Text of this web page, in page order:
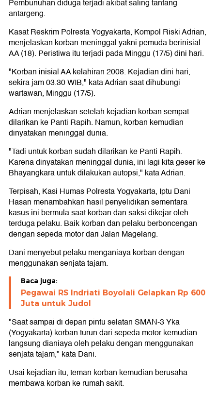
Pembunuhan diduga terjadi akibat saling tantang
antargeng.
Kasat Reskrim Polresta Yogyakarta, Kompol Riski Adrian,
menjelaskan korban meninggal yakni pemuda berinisial
AA (18). Peristiwa itu terjadi pada Minggu (17/5) dini hari.
"Korban inisial AA kelahiran 2008. Kejadian dini hari,
sekira jam 03.30 WIB," kata Adrian saat dihubungi
wartawan, Minggu (17/5).
Adrian menjelaskan setelah kejadian korban sempat
dilarikan ke Panti Rapih. Namun, korban kemudian
dinyatakan meninggal dunia.
"Tadi untuk korban sudah dilarikan ke Panti Rapih.
Karena dinyatakan meninggal dunia, ini lagi kita geser ke
Bhayangkara untuk dilakukan autopsi," kata Adrian.
Terpisah, Kasi Humas Polresta Yogyakarta, Iptu Dani
Hasan menambahkan hasil penyelidikan sementara
kasus ini bermula saat korban dan saksi dikejar oleh
terduga pelaku. Baik korban dan pelaku berboncengan
dengan sepeda motor dari Jalan Magelang.
Dani menyebut pelaku menganiaya korban dengan
menggunakan senjata tajam.
Baca juga:
Pegawai RS Indriati Boyolali Gelapkan Rp 600
Juta untuk Judol
"Saat sampai di depan pintu selatan SMAN-3 Yka
(Yogyakarta) korban turun dari sepeda motor kemudian
langsung dianiaya oleh pelaku dengan menggunakan
senjata tajam," kata Dani.
Usai kejadian itu, teman korban kemudian berusaha
membawa korban ke rumah sakit.